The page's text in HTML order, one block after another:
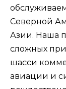
Северной
Азии. Наша
сложных
шасси
авиации и